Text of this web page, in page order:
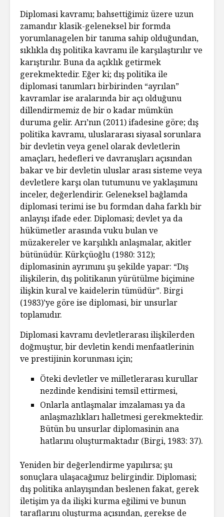
Diplomasi kavramı; bahsettiğimiz üzere uzun
zamandır klasik-geleneksel bir formda
yorumlanagelen bir tanıma sahip olduğundan,
sıklıkla dış politika kavramı ile karşılaştırılır ve
karıştırılır. Buna da açıklık getirmek
gerekmektedir. Eğer ki; dış politika ile
diplomasi tanımları birbirinden “ayrılan”
kavramlar ise aralarında bir açı olduğunu
dillendirmemiz de bir o kadar mümkün
duruma gelir. Arı’nın (2011) ifadesine göre; dış
politika kavramı, uluslararası siyasal sorunlara
bir devletin veya genel olarak devletlerin
amaçları, hedefleri ve davranışları açısından
bakar ve bir devletin uluslar arası sisteme veya
devletlere karşı olan tutumunu ve yaklaşımını
inceler, değerlendirir. Geleneksel bağlamda
diplomasi terimi ise bu formdan daha farklı bir
anlayışı ifade eder. Diplomasi; devlet ya da
hükümetler arasında vuku bulan ve
müzakereler ve karşılıklı anlaşmalar, akitler
bütünüdür. Kürkçüoğlu (1980: 312);
diplomasinin ayrımını şu şekilde yapar: “Dış
ilişkilerin, dış politikanın yürütülme biçimine
ilişkin kural ve kaidelerin tümüdür”. Birgi
(1983)’ye göre ise diplomasi, bir unsurlar
toplamıdır.
Diplomasi kavramı devletlerarası ilişkilerden
doğmuştur, bir devletin kendi menfaatlerinin
ve prestijinin korunması için;
Öteki devletler ve milletlerarası kurullar
nezdinde kendisini temsil ettirmesi,
Onlarla antlaşmalar imzalaması ya da
anlaşmazlıkları halletmesi gerekmektedir.
Bütün bu unsurlar diplomasinin ana
hatlarını oluşturmaktadır (Birgi, 1983: 37).
Yeniden bir değerlendirme yapılırsa; şu
sonuçlara ulaşacağımız belirgindir. Diplomasi;
dış politika anlayışından beslenen fakat, gerek
iletişim ya da ilişki kurma eğilimi ve bunun
taraflarını oluşturma açısından, gerekse de